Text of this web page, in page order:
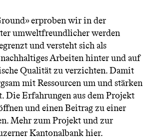
erproben wir in der
umweltfreundlicher werden
und versteht sich als
Arbeiten hinter und auf
Qualität zu verzichten. Damit
mit Ressourcen um und stärken
Die Erfahrungen aus dem Projekt
und einen Beitrag zu einer
Mehr zum Projekt und zur
Kantonalbank hier.